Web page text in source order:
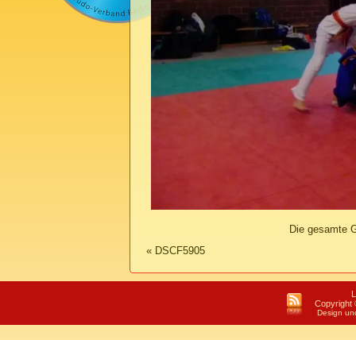
Die gesamte
« DSCF5905
Copyright
Design